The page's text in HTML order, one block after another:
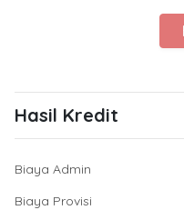
Hasil Kredit
Biaya Admin
Biaya Provisi